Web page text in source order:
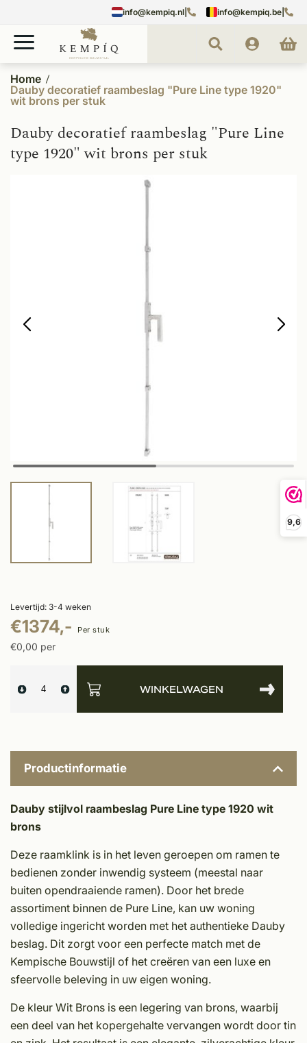
9,6
info@kempiq.nl info@kempiq.be
Home
Dauby decoratief raambeslag "Pure Line type 1920"
wit brons per stuk
Dauby decoratief raambeslag "Pure Line
type 1920" wit brons per stuk
Levertijd: 3-4 weken
€1374,- Per stuk
€0,00 per
WINKELWAGEN
Productinformatie
Dauby stijlvol raambeslag Pure Line type 1920 wit
brons
Deze raamklink is in het leven geroepen om ramen te
bedienen zonder inwendig systeem (meestal naar
buiten opendraaiende ramen). Door het brede
assortiment binnen de Pure Line, kan uw woning
volledige ingericht worden met het authentieke Dauby
beslag. Dit zorgt voor een perfecte match met de
Kempische Bouwstijl of het creëren van een luxe en
sfeervolle beleving in uw eigen woning.
De kleur Wit Brons is een legering van brons, waarbij
een deel van het kopergehalte vervangen wordt door tin